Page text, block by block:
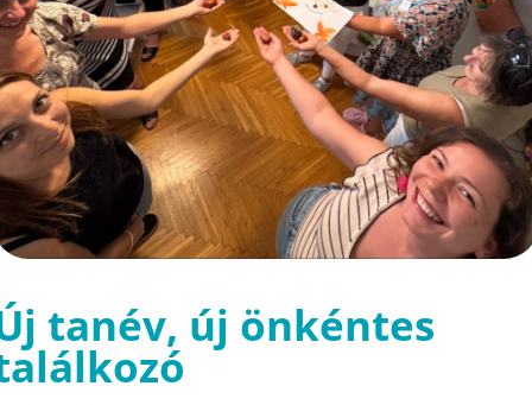
tanév, új önkéntes